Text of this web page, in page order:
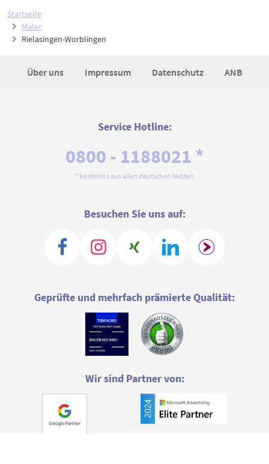
Startseite
Maler
Rielasingen-Worblingen
Über uns Impressum Datenschutz ANB
Service Hotline:
0800 - 1188021 *
* kostenlos aus allen deutschen Netzen
Besuchen Sie uns auf:
Geprüfte und mehrfach prämierte Qualität:
Wir sind Partner von: